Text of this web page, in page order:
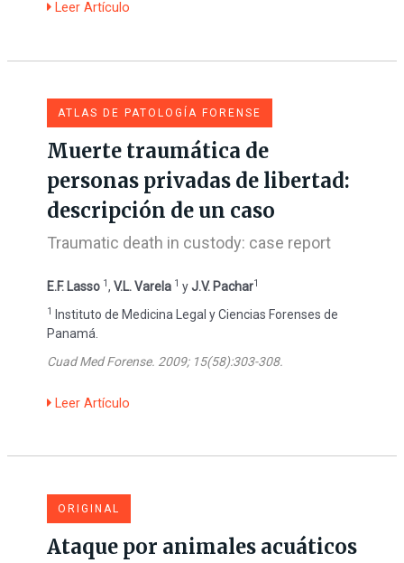
Leer Artículo
ATLAS DE PATOLOGÍA FORENSE
Muerte traumática de
personas privadas de libertad:
descripción de un caso
Traumatic death in custody: case report
E.F. Lasso 1 , V.L. Varela 1 y J.V. Pachar1
1
Instituto de Medicina Legal y Ciencias Forenses de
Panamá.
Cuad Med Forense. 2009; 15(58):303-308.
Leer Artículo
ORIGINAL
Ataque por animales acuáticos